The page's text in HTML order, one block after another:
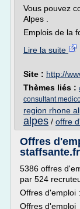
Vous pouvez
Alpes .
Emplois de la
Lire la suite
Site : http://
Thèmes liés :
consultant
region rhone
alpes / offre
Offres
staffsante.fr
5386 offres
par 524
Offres d'emploi
Offres d'emploi